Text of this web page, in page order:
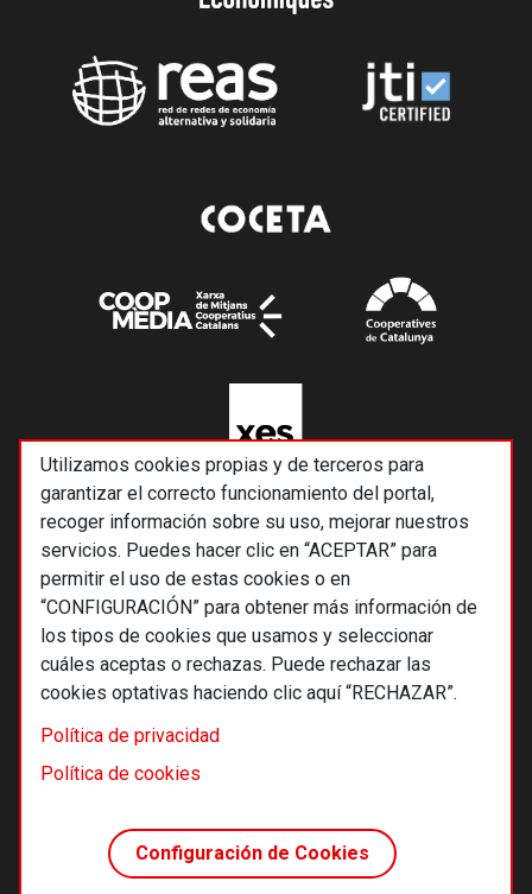
Utilizamos cookies propias y de terceros para
garantizar el correcto funcionamiento del portal,
recoger información sobre su uso, mejorar nuestros
servicios. Puedes hacer clic en “ACEPTAR” para
permitir el uso de estas cookies o en
“CONFIGURACIÓN” para obtener más información de
los tipos de cookies que usamos y seleccionar
cuáles aceptas o rechazas. Puede rechazar las
cookies optativas haciendo clic aquí “RECHAZAR”.
Política de privacidad
Política de cookies
Configuración de Cookies
© 2026 Alternativas económicas SCCL
Footer
Términos y condiciones de uso
Política de cookies
Principios editoriales